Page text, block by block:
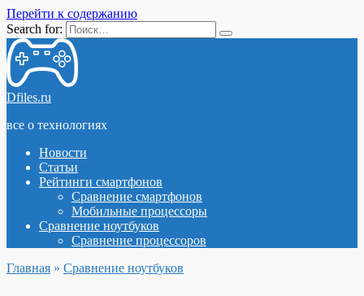
Перейти к содержанию
Search for:
Dfiles.ru
все о технологиях
Новости
Статьи
Рейтинги смартфонов
Сравнение смартфонов
Мобильные процессоры
Сравнение ноутбуков
Сравнение процессоров
Главная » Сравнение ноутбуков